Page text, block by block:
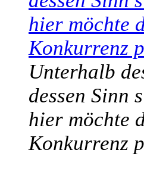
Unterhalb
dessen Sinn
hier möchte
Konkurrenz